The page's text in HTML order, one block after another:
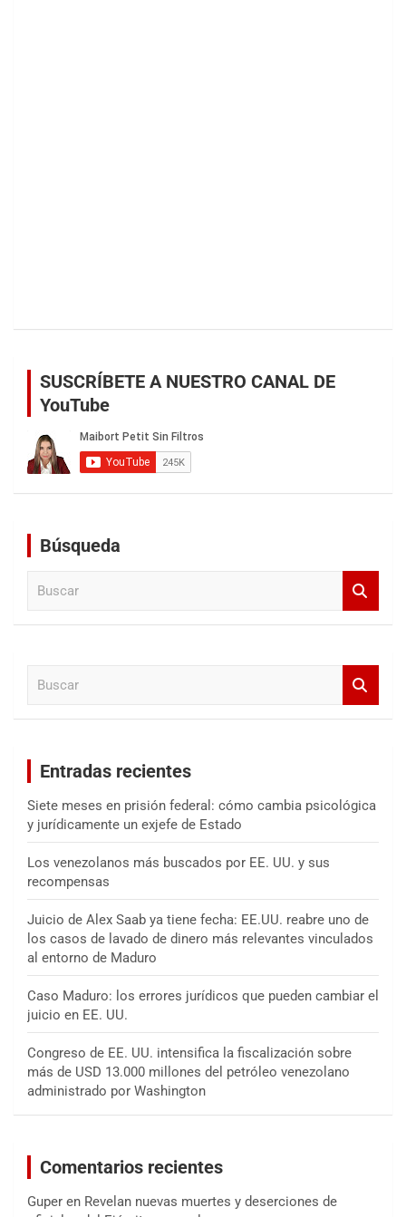
SUSCRÍBETE A NUESTRO CANAL DE
YouTube
Búsqueda
Entradas recientes
Siete meses en prisión federal: cómo cambia psicológica
y jurídicamente un exjefe de Estado
Los venezolanos más buscados por EE. UU. y sus
recompensas
Juicio de Alex Saab ya tiene fecha: EE.UU. reabre uno de
los casos de lavado de dinero más relevantes vinculados
al entorno de Maduro
Caso Maduro: los errores jurídicos que pueden cambiar el
juicio en EE. UU.
Congreso de EE. UU. intensifica la fiscalización sobre
más de USD 13.000 millones del petróleo venezolano
administrado por Washington
Comentarios recientes
Guper en Revelan nuevas muertes y deserciones de